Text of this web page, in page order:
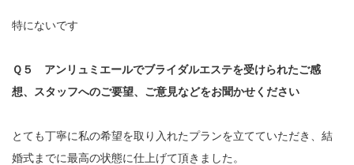
特にないです
Ｑ５ アンリュミエールでブライダルエステを受けられたご感
想、
スタッフへのご要望、ご意見などをお聞かせください
とても丁寧に私の希望を取り入れたプランを立てていただき、結
婚式までに最高の状態に仕上げて頂きました。